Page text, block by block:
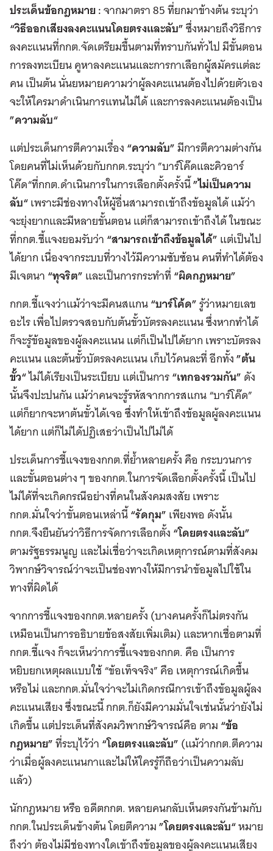
ประเด็นข้อกฎหมาย :จากมาตรา 85 ที่ยกมาข้างต้น ระบุว่า
“วิธีออกเสียงลงคะแนนโดยตรงและลับ”ซึ่งหมายถึงวิธีการ
ลงคะแนนที่กกต.จัดเตรียมขึ้นตามที่ทราบกันทั่วไป มีขั้นตอน
การลงทะเบียน คูหาลงคะแนนและการกาเลือกผู้สมัครแต่ละ
คน เป็นต้น นั่นยหมายความว่าผู้ลงคะแนนต้องไปด้วยตัวเอง
จะให้ใครมาดำเนินการแทนไม่ได้ และการลงคะแนนต้องเป็น
”ความลับ“
แต่ประเด็นการตีความเรื่อง“ความลับ”มีการตีความต่างกัน
โดยคนที่ไม่เห็นด้วยกับกกต.ระบุว่า ”บาร์โค๊ดและคิวอาร์
โค๊ด“ที่กกต.ดำเนินการในการเลือกตั้งครั้งนี้”ไม่เป็นความ
ลับ“เพราะมีช่องทางให้ผู้อื่นสามารถเข้าถึงข้อมูลได้ แม้ว่า
จะยุ่งยากและมีหลายขั้นตอน แต่ก็สามารถเข้าถึงได้ ในขณะ
ที่กกต.ชี้แจงยอมรับว่า“สามารถเข้าถึงข้อมูลได้”แต่เป็นไป
ได้ยาก เนื่องจากระบบที่วางไว้มีความซับซ้อน คนที่ทำได้ต้อง
มีเจตนา“ทุจริต”และเป็นการกระทำที่“ผิดกฎหมาย”
กกต.ชี้แจงว่าแม้ว่าจะมีคนสแกน“บาร์โค้ด”รู้ว่าหมายเลข
อะไร เพื่อไปตรวจสอบกับต้นขั้วบัตรลงคะแนน ซึ่งหากทำได้
ก็จะรู้ข้อมูลของผู้ลงคะแนน แต่ก็เป็นไปได้ยาก เพราะบัตรลง
คะแนน และต้นขั้วบัตรลงคะแนน เก็บไว้คนละที่ อีกทั้ง”ต้น
ขั้ว“ไม่ได้เรียงเป็นระเบียบ แต่เป็นการ“เทกองรวมกัน”ดัง
นั้นจึงปะปนกัน แม้ว่าคนจะรู้รหัสจากการสแกน “บาร์โค๊ด”
แต่ก็ยากจะหาต้นขั้วได้เจอ ซึ่งทำให้เข้าถึงข้อมูลผู้ลงคะแนน
ได้ยาก แต่ก็ไม่ได้ปฏิเสธว่าเป็นไปไม่ได้
ประเด็นการชี้แจงของกกต.ที่ย้ำหลายครั้ง คือ กระบวนการ
และขั้นตอนต่าง ๆ ของกกต.ในการจัดเลือกตั้งครั้งนี้ เป็นไป
ไม่ได้ที่จะเกิดกรณีอย่างที่คนในสังคมสงสัย เพราะ
กกต.มั่นใจว่าขั้นตอนเหล่านี้“รัดกุม”เพียงพอ ดังนั้น
กกต.จึงยืนยันว่าวิธีการจัดการเลือกตั้ง“โดยตรงและลับ”
ตามรัฐธรรมนูญ และไม่เชื่อว่าจะเกิดเหตุการณ์ตามที่สังคม
วิพากษ์วิจารณ์ว่าจะเป็นช่องทางให้มีการนำข้อมูลไปใช้ใน
ทางที่ผิดได้
จากการชี้แจงของกกต.หลายครั้ง (บางคนครั้งก็ไม่ตรงกัน
เหมือนเป็นการอธิบายข้อสงสัยเพิ่มเติม) และหากเชื่อตามที่
กกต.ชี้แจง ก็จะเห็นว่าการชี้แจงของกกต. คือ เป็นการ
หยิบยกเหตุผลแบบใช้ “ข้อเท็จจริง” คือ เหตุการณ์เกิดขึ้น
หรือไม่ และกกต.มั่นใจว่าจะไม่เกิดกรณีการเข้าถึงข้อมูลผู้ลง
คะแนนเสียง ซึ่งขณะนี้ กกต.ก็ยังมีความมั่นใจเช่นนั้นว่ายังไม่
เกิดขึ้น แต่ประเด็นที่สังคมวิพากษ์วิจารณ์คือ ตาม“ข้อ
กฎหมาย”ที่ระบุไว้ว่า“โดยตรงและลับ”(แม้ว่ากกต.ตีความ
ว่าเมื่อผู้ลงคะแนนกาและไม่ให้ใครรู้ก็ถือว่าเป็นความลับ
แล้ว)
นักกฎหมาย หรือ อดีตกกต. หลายคนกลับเห็นตรงกันข้ามกับ
กกต.ในประเด็นข้างต้น โดยตีความ”โดยตรงและลับ“หมาย
ถึงว่า ต้องไม่มีช่องทางใดเข้าถึงข้อมูลของผู้ลงคะแนนเสียง